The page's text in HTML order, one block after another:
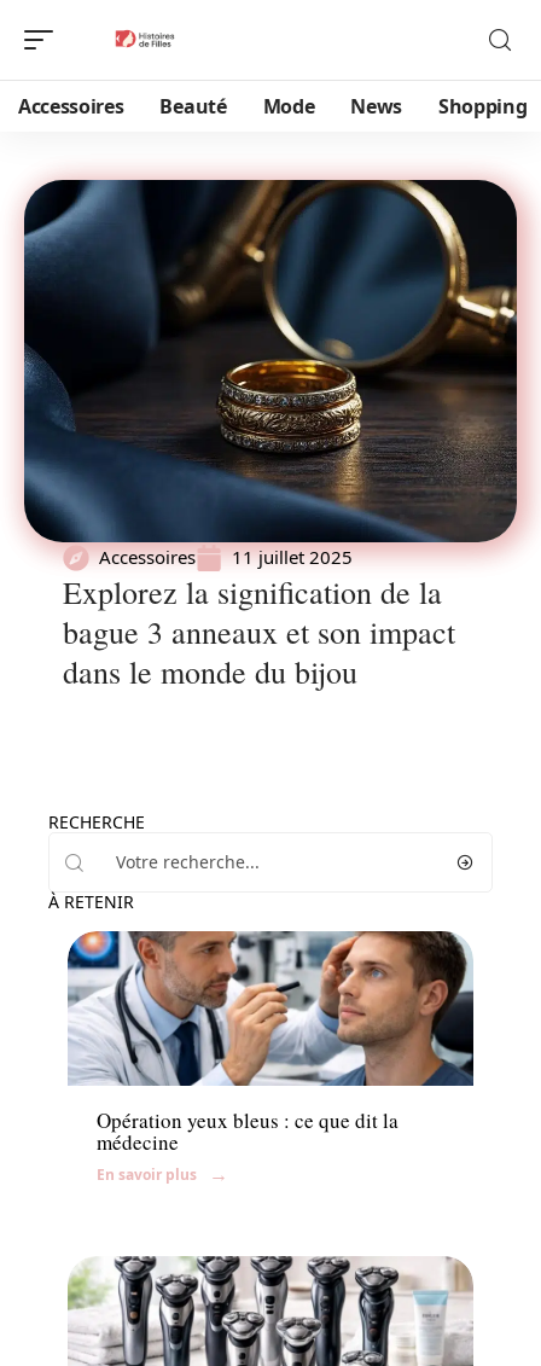
Accessoires Beauté Mode News Shopping
Accessoires 11 juillet 2025
Explorez la signification de la
bague 3 anneaux et son impact
dans le monde du bijou
RECHERCHE
À RETENIR
News
Opération yeux bleus : ce que dit la
médecine
En savoir plus